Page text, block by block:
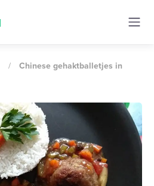
/
Chinese gehaktballetjes in